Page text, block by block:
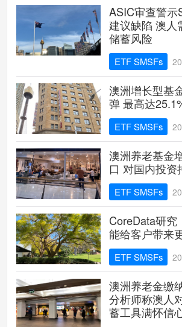
ASIC审查警示
建议缺陷 澳人
储蓄风险
ETF SMSFs
澳洲增长型基
弹 最高达
ETF SMSFs
澳洲养老基金
口 对国内投资
ETF SMSFs
CoreData研究
能给客户带来
ETF SMSFs
澳洲养老金缴
分析师称澳人
蓄工具满怀信